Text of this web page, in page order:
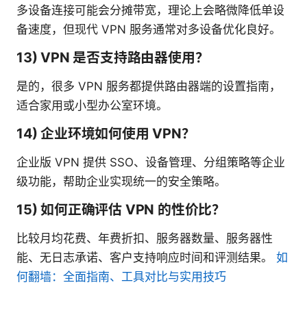
多设备连接可能会分摊带宽，理论上会略微降低单设
备速度，但现代 VPN 服务通常对多设备优化良好。
13) VPN 是否支持路由器使用？
是的，很多 VPN 服务都提供路由器端的设置指南，
适合家用或小型办公室环境。
14) 企业环境如何使用 VPN？
企业版 VPN 提供 SSO、设备管理、分组策略等企业
级功能，帮助企业实现统一的安全策略。
15) 如何正确评估 VPN 的性价比？
比较月均花费、年费折扣、服务器数量、服务器性
能、无日志承诺、客户支持响应时间和评测结果。 如
何翻墙：全面指南、工具对比与实用技巧